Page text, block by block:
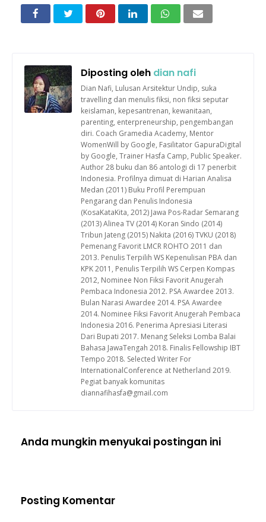
Diposting oleh dian nafi
Dian Nafi, Lulusan Arsitektur Undip, suka
travelling dan menulis fiksi, non fiksi seputar
keislaman, kepesantrenan, kewanitaan,
parenting, enterpreneurship, pengembangan
diri. Coach Gramedia Academy, Mentor
WomenWill by Google, Fasilitator GapuraDigital
by Google, Trainer Hasfa Camp, Public Speaker.
Author 28 buku dan 86 antologi di 17 penerbit
Indonesia. Profilnya dimuat di Harian Analisa
Medan (2011) Buku Profil Perempuan
Pengarang dan Penulis Indonesia
(KosaKataKita, 2012) Jawa Pos-Radar Semarang
(2013) Alinea TV (2014) Koran Sindo (2014)
Tribun Jateng (2015) Nakita (2016) TVKU (2018)
Pemenang Favorit LMCR ROHTO 2011 dan
2013. Penulis Terpilih WS Kepenulisan PBA dan
KPK 2011, Penulis Terpilih WS Cerpen Kompas
2012, Nominee Non Fiksi Favorit Anugerah
Pembaca Indonesia 2012. PSA Awardee 2013.
Bulan Narasi Awardee 2014. PSA Awardee
2014. Nominee Fiksi Favorit Anugerah Pembaca
Indonesia 2016. Penerima Apresiasi Literasi
Dari Bupati 2017. Menang Seleksi Lomba Balai
Bahasa JawaTengah 2018. Finalis Fellowship IBT
Tempo 2018. Selected Writer For
InternationalConference at Netherland 2019.
Pegiat banyak komunitas
diannafihasfa@gmail.com
Anda mungkin menyukai postingan ini
Posting Komentar